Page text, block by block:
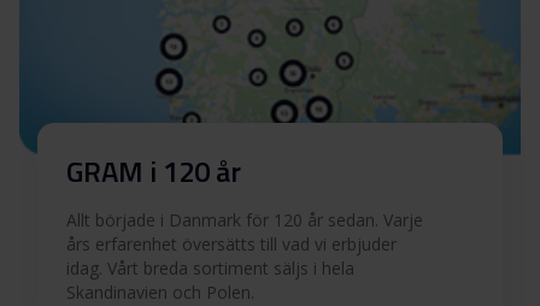
GRAM i 120 år
Allt började i Danmark för 120 år sedan. Varje
års erfarenhet översätts till vad vi erbjuder
idag. Vårt breda sortiment säljs i hela
Skandinavien och Polen.